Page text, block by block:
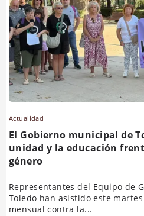
Actualidad
El Gobierno municipal de
unidad y la educación
género
Representantes del Equipo de
Toledo han asistido este
mensual contra la...